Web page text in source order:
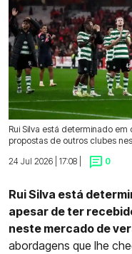
Rui Silva está determinado
propostas de outros clubes
24 Jul 2026 | 17:08 |
0
Rui Silva está
apesar de ter
neste mercado de
abordagens que lhe